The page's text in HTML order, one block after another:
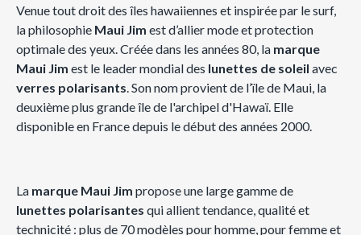
Venue tout droit des îles hawaiiennes et inspirée par le surf,
la philosophie Maui Jim est d’allier mode et protection
optimale des yeux. Créée dans les années 80, la marque
Maui Jim est le leader mondial des lunettes de soleil avec
verres polarisants. Son nom provient de l’ïle de Maui, la
deuxième plus grande île de l'archipel d'Hawaï. Elle
disponible en France depuis le début des années 2000.
La marque Maui Jim propose une large gamme de
lunettes polarisantes qui allient tendance, qualité et
technicité : plus de 70 modèles pour homme, pour femme et